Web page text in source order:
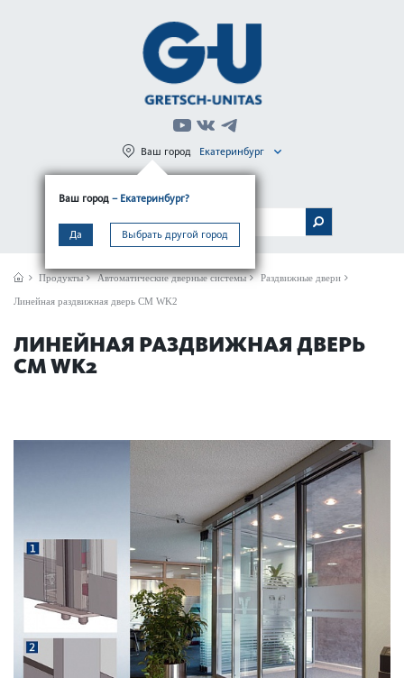
Ваш город – Екатеринбург?
Да Выбрать другой город
Ваш город Екатеринбург
МЕНЮ
Продукты Автом­ат­ические дверные сис­темы Раздвижные двери
Линейная раздвижная дверь CM WK2
ЛИНЕЙНАЯ РАЗДВИЖНАЯ ДВЕРЬ
CM WK2